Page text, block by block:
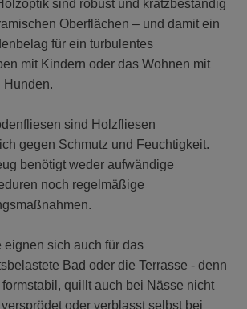
sind robust und kratzbeständig
Oberflächen – und damit ein
für ein turbulentes
mit Kindern oder das Wohnen mit
Hunden.
sind Holzfliesen
gegen Schmutz und Feuchtigkeit.
benötigt weder aufwändige
noch regelmäßige
eignen sich auch für das
Bad oder die Terrasse - denn
formstabil, quillt auch bei Nässe nicht
oder verblasst selbst bei